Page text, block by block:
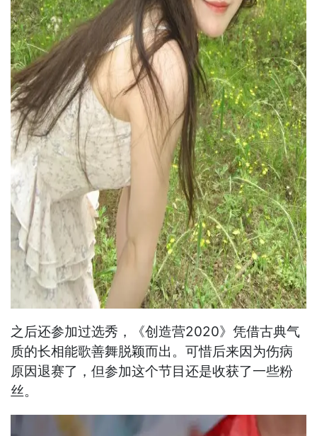
之后还参加过选秀，《创造营2020》凭借古典气
质的长相能歌善舞脱颖而出。可惜后来因为伤病
原因退赛了，但参加这个节目还是收获了一些粉
丝。